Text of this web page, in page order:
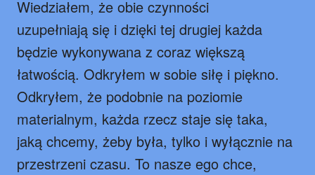
Wiedziałem, że obie czynności
uzupełniają się i dzięki tej drugiej każda
będzie wykonywana z coraz większą
łatwością. Odkryłem w sobie siłę i piękno.
Odkryłem, że podobnie na poziomie
materialnym, każda rzecz staje się taka,
jaką chcemy, żeby była, tylko i wyłącznie na
przestrzeni czasu. To nasze ego chce,